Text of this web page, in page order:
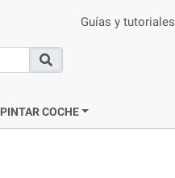
Guías y tutoriales
Buscar
PINTAR COCHE